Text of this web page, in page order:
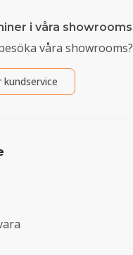
i våra showrooms
våra showrooms?